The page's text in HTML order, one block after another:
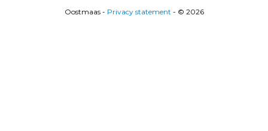
Oostmaas - Privacy statement - © 2026